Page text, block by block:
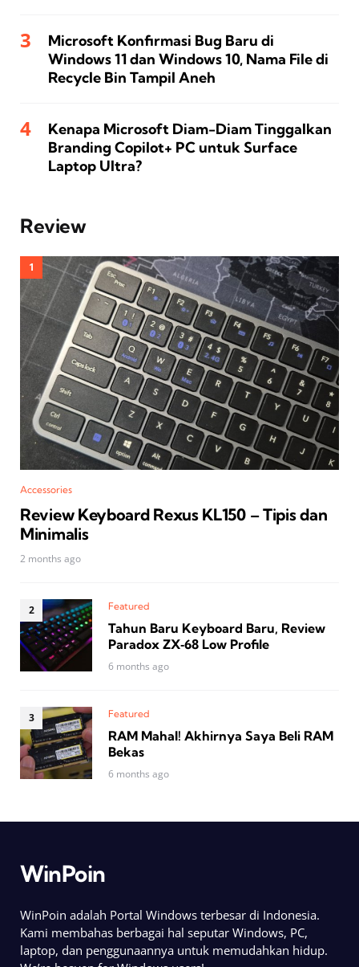
Microsoft Konfirmasi Bug Baru di
Windows 11 dan Windows 10, Nama File di
Recycle Bin Tampil Aneh
Kenapa Microsoft Diam-Diam Tinggalkan
Branding Copilot+ PC untuk Surface
Laptop Ultra?
Review
Accessories
Review Keyboard Rexus KL150 – Tipis dan
Minimalis
2 months ago
Featured
Tahun Baru Keyboard Baru, Review
Paradox ZX‑68 Low Profile
6 months ago
Featured
RAM Mahal! Akhirnya Saya Beli RAM
Bekas
6 months ago
WinPoin
WinPoin adalah Portal Windows terbesar di Indonesia.
Kami membahas berbagai hal seputar Windows, PC,
laptop, dan penggunaannya untuk memudahkan hidup.